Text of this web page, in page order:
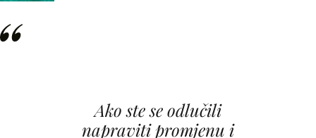
Ako ste se odlučili
napraviti promjenu i